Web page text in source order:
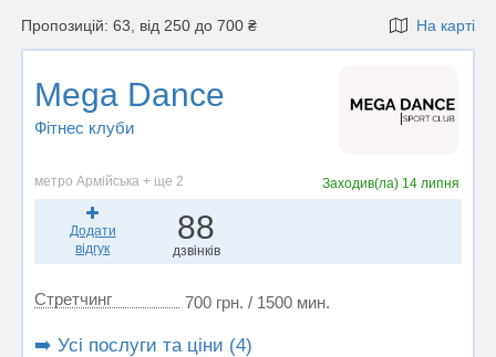
Пропозицій: 63, від 250 до 700 ₴ На карті
Mega Dance
Фітнес клуби
метро Армійська + ще 2 Заходив(ла) 14 липня
Додати
відгук
88
дзвінків
Стретчинг 700 грн. / 1500 мин.
➡️ Усі послуги та ціни (4)